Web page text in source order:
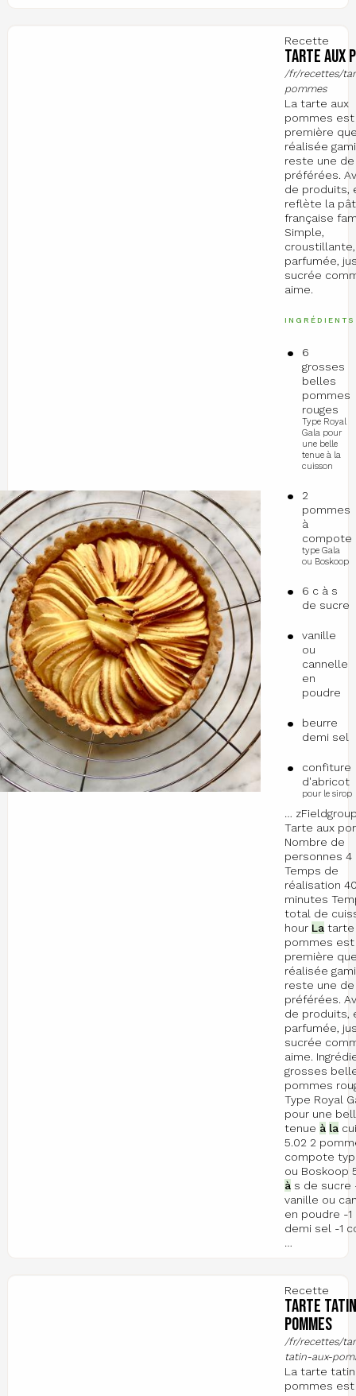
Recette
Tarte aux
/fr/recettes/
pommes
La tarte aux
pommes est
première
réalisée
reste une
préférées.
de produits,
reflète la
française
Simple,
croustillante,
parfumée,
sucrée
aime.
INGRÉDIENTS
6
grosses
belles
pommes
rouges
Type Royal
Gala pour
une belle
tenue à la
cuisson
2
pommes
à
compote
type Gala
ou Boskoop
6 c à s
de sucre
vanille
ou
cannelle
en
poudre
beurre
demi sel
confiture
d'abricot
pour le sirop
…
Tarte aux
Nombre de
personnes 4
Temps de
réalisation
minutes
total de
hour Latarte
pommes
première
réalisée
reste une
préférées.
de produits,
parfumée,
sucrée
aime.
grosses
pommes
Type Royal
pour une
tenue à la
5.02 2
compote
ou Boskoop
às de sucre
vanille ou
en poudre -1
demi sel -1
…
Recette
Tarte
pommes
/fr/recettes/
tatin-aux-
La tarte tatin
pommes est